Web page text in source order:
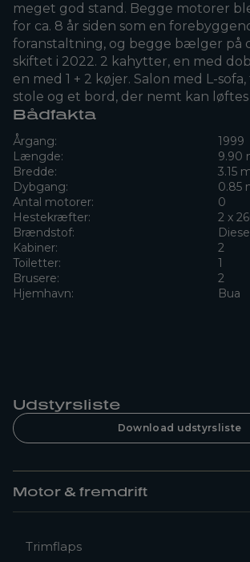
meget god stand. Begge motorer
for ca. 8 år siden som en
foranstaltning, og begge bælger på
skiftet i 2022. 2 kahytter, en med
en med 1 + 2 køjer. Salon med L-
stole og et bord, der nemt kan
Bådfakta
Årgang:
1999
Længde:
9.90
Bredde:
3.15
Dybgang:
0.85
Antal motorer:
0
Hestekræfter:
2 x
Brændstof:
Kabiner:
2
Toiletter:
1
Brusere:
2
Hjemhavn:
Bua
Udstyrsliste
Download udstyrsliste
Motor & fremdrift
Trimflaps